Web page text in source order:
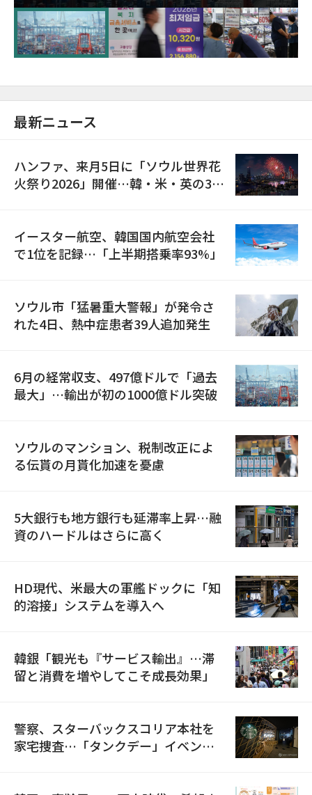
が初の1000億ドル突破
最新ニュース
ハンファ、来月5日に「ソウル世界花
火祭り2026」開催…韓・米・英の3カ
イースター航空、韓国国内航空会社
で1位を記録…「上半期搭乗率93%」
ソウル市「猛暑重大警報」が発令さ
れた4日、熱中症患者39人追加発生
6月の経常収支、497億ドルで「過去
最大」…輸出が初の1000億ドル突破
ソウルのマンション、税制改正によ
る伝貰の月貰化加速を憂慮
5大銀行も地方銀行も延滞率上昇…融
資のハードルはさらに高く
HD現代、米最大の軍艦ドックに「知
的溶接」システムを導入へ
韓銀「観光も『サービス輸出』…滞
留と消費を増やしてこそ成長効果」
警察、スターバックスコリア本社を
家宅捜査…「タンクデー」イベント